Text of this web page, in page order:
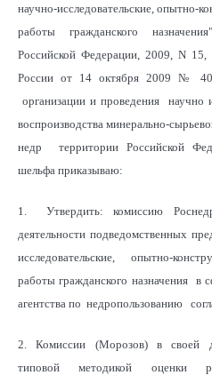
научно-исследовательские, опытно-
работы гражданского
Российской Федерации, 2009, N
России от 14 октября 2009 №
организации и проведения научно
воспроизводства минерально-
недр территории Российской
шельфа приказываю:
1. Утвердить: комиссию
деятельности подведомственных
исследовательские, опытно-
работы гражданского назначения в
агентства по недропользованию
2. Комиссии (Морозов) в своей
типовой методикой оценки